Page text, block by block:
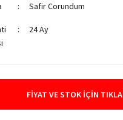
Safir Corundum
24 Ay
FIYAT VE STOK İÇIN TIKLA